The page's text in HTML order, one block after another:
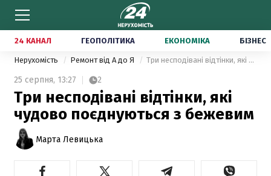
24 КАНАЛ ГЕОПОЛІТИКА ЕКОНОМІКА БІЗНЕС
Нерухомість Ремонт від А до Я Три несподівані відтінки, які чудово поєднуються з бежевим
25 серпня, 13:27 2
Три несподівані відтінки, які
чудово поєднуються з бежевим
Марта Левицька